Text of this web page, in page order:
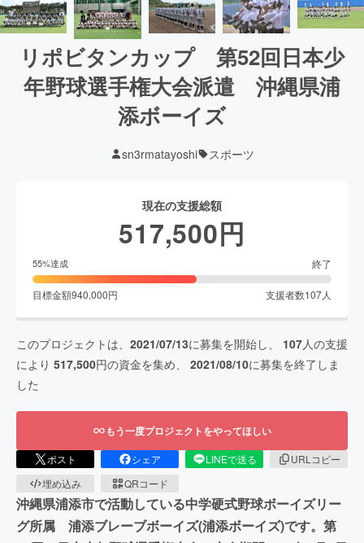
リポビタンカップ 第52回日本少
年野球選手権大会派遣 沖縄県浦
添ボーイズ
sn3rmatayoshi スポーツ
現在の支援総額
517,500円
55%達成 終了
目標金額940,000円 支援者数107人
このプロジェクトは、 2021/07/13に募集を開始し、 107人の支援
により 517,500円の資金を集め、 2021/08/10に募集を終了しま
した
もう一度プロジェクトをやってほしい
ポスト シェア LINEで送る
URLコピー
埋め込み
QRコード
沖縄県浦添市で活動している中学硬式野球ボーイズリー
グ所属 浦添ブレーブボーイズ(浦添ボーイズ)です。第